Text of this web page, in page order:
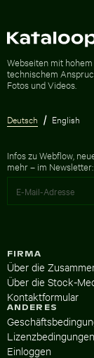
Webseiten mit
technischem
Fotos und Videos.
Deutsch English
Infos zu Webflow,
mehr – im Newsletter:
FIRMA
Über die
Über die Stock-
Kontaktformular
ANDERES
Lizenzbedingungen
Einloggen